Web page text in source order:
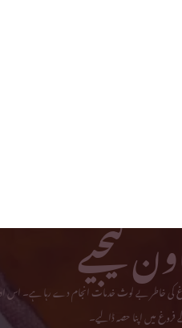
کیجیے
کی خاطر بے لوث خدمات انجام دے رہا ہے۔ اس
فروغ میں اپنا حصہ ڈالیے۔